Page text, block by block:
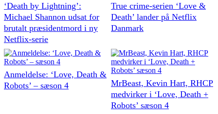
‘Death by Lightning’:
Michael Shannon udsat for
brutalt præsidentmord i ny
Netflix-serie
True crime-serien ‘Love &
Death’ lander på Netflix
Danmark
Anmeldelse: ‘Love, Death &
Robots’ – sæson 4
MrBeast, Kevin Hart, RHCP
medvirker i ‘Love, Death +
Robots’ sæson 4